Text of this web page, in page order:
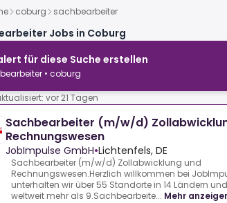
coburg sachbearbeiter
Jobs in Coburg
für diese Suche erstellen
• coburg
vor 21 Tagen
Sachbearbeiter (m/w/d)
Rechnungswesen
JobImpulse GmbH•Lichtenfels, DE
Sachbearbeiter (m/w/d) Zollabwicklung und
Rechnungswesen.Herzlich willkommen bei
unterhalten wir über 55 Standorte in 14 Ländern
weltweit mehr als 9.Sachbearbeite... Mehr